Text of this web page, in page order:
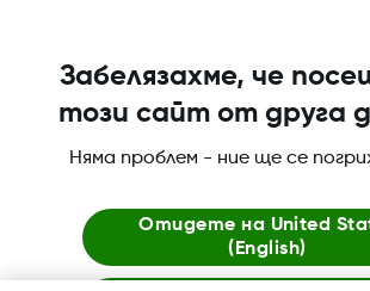
Повече информация
Забелязахме, че
този сайт от друга
Няма проблем - ние ще се
Отидете на United
(English)